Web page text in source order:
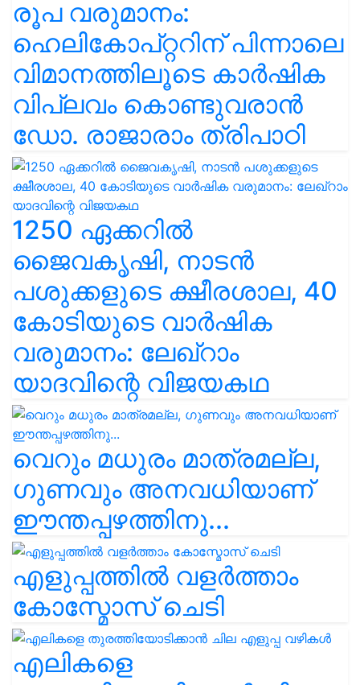
രൂപ വരുമാനം:
ഹെലികോപ്റ്ററിന് പിന്നാലെ
വിമാനത്തിലൂടെ കാർഷിക
വിപ്ലവം കൊണ്ടുവരാൻ
ഡോ. രാജാരാം ത്രിപാഠി
1250 ഏക്കറിൽ
ജൈവകൃഷി, നാടൻ
പശുക്കളുടെ ക്ഷീരശാല, 40
കോടിയുടെ വാർഷിക
വരുമാനം: ലേഖ്‌റാം
യാദവിന്റെ വിജയകഥ
വെറും മധുരം മാത്രമല്ല,
ഗുണവും അനവധിയാണ്
ഈന്തപ്പഴത്തിനു...
എളുപ്പത്തിൽ വളർത്താം
കോസ്മോസ് ചെടി
എലികളെ